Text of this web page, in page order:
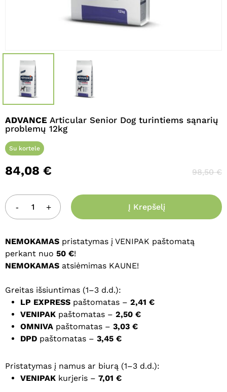
ADVANCE Articular Senior Dog turintiems sąnarių
problemų 12kg
Su kortele
84,08 € 98,50€
Į Krepšelį
NEMOKAMAS pristatymas į VENIPAK paštomatą
perkant nuo 50 €!
NEMOKAMAS atsiėmimas KAUNE!
Greitas išsiuntimas (1–3 d.d.):
LP EXPRESS paštomatas – 2,41 €
VENIPAK paštomatas – 2,50 €
OMNIVA paštomatas – 3,03 €
DPD paštomatas – 3,45 €
Pristatymas į namus ar biurą (1–3 d.d.):
VENIPAK kurjeris – 7,01 €
El. paštas
Noriu savo interneto naršyklėje
išsaugoti vardą, el. pašto adresą ir